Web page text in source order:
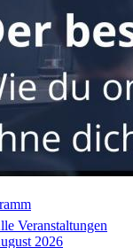
Veranstaltungen
2026